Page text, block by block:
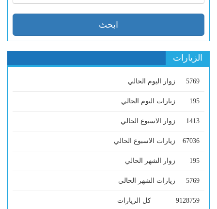
الزيارات
5769 زوار اليوم الحالي
195 زيارات اليوم الحالي
1413 زوار الاسبوع الحالي
67036 زيارات الاسبوع الحالي
195 زوار الشهر الحالي
5769 زيارات الشهر الحالي
9128759 كل الزيارات